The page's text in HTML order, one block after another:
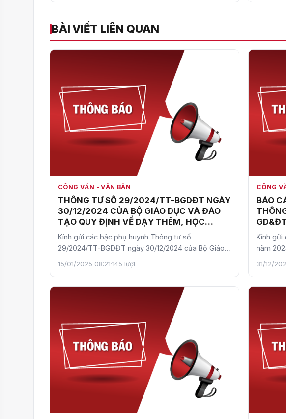
BÀI VIẾT LIÊN QUAN
CÔNG VĂN - VĂN BẢN
THÔNG TƯ SỐ 29/2024/TT-BGDĐT NGÀY
30/12/2024 CỦA BỘ GIÁO DỤC VÀ ĐÀO
TẠO QUY ĐỊNH VỀ DẠY THÊM, HỌC
THÊM
Kính gửi các bậc phụ huynh Thông tư số
29/2024/TT-BGDĐT ngày 30/12/2024 của Bộ Giáo
dục và Đào tạo quy định về…
15/01/2025 08:21·145 lượt
CÔNG
BÁO
Kính gửi
năm
Bộ
31/12/